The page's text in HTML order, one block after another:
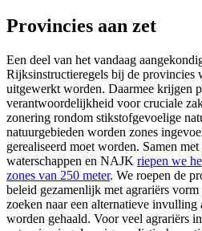
Provincies aan zet
Een deel van het vandaag
Rijksinstructieregels bij de provincies
uitgewerkt worden. Daarmee krijgen
verantwoordelijkheid voor cruciale
zonering rondom stikstofgevoelige
natuurgebieden worden zones
gerealiseerd moet worden. Samen
waterschappen en NAJK riepen we
zones van 250 meter. We roepen de
beleid gezamenlijk met agrariërs
zoeken naar een alternatieve invulling
worden gehaald. Voor veel agrariërs